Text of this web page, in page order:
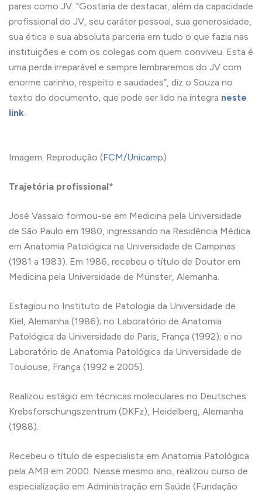
pares como JV. “Gostaria de destacar, além da capacidade
profissional do JV, seu caráter pessoal, sua generosidade,
sua ética e sua absoluta parceria em tudo o que fazia nas
instituições e com os colegas com quem conviveu. Esta é
uma perda irreparável e sempre lembraremos do JV com
enorme carinho, respeito e saudades”, diz o Souza no
texto do documento, que pode ser lido na íntegra neste
link.
Imagem: Reprodução (FCM/Unicamp)
Trajetória profissional*
José Vassalo formou-se em Medicina pela Universidade
de São Paulo em 1980, ingressando na Residência Médica
em Anatomia Patológica na Universidade de Campinas
(1981 a 1983). Em 1986, recebeu o título de Doutor em
Medicina pela Universidade de Münster, Alemanha.
Estagiou no Instituto de Patologia da Universidade de
Kiel, Alemanha (1986); no Laboratório de Anatomia
Patológica da Universidade de Paris, França (1992); e no
Laboratório de Anatomia Patológica da Universidade de
Toulouse, França (1992 e 2005).
Realizou estágio em técnicas moleculares no Deutsches
Krebsforschungszentrum (DKFz), Heidelberg, Alemanha
(1988).
Recebeu o título de especialista em Anatomia Patológica
pela AMB em 2000. Nesse mesmo ano, realizou curso de
especialização em Administração em Saúde (Fundação